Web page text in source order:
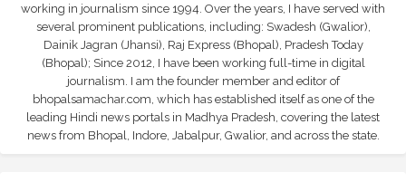
working in journalism since 1994. Over the years, I have served with
several prominent publications, including: Swadesh (Gwalior),
Dainik Jagran (Jhansi), Raj Express (Bhopal), Pradesh Today
(Bhopal); Since 2012, I have been working full-time in digital
journalism. I am the founder member and editor of
bhopalsamachar.com, which has established itself as one of the
leading Hindi news portals in Madhya Pradesh, covering the latest
news from Bhopal, Indore, Jabalpur, Gwalior, and across the state.